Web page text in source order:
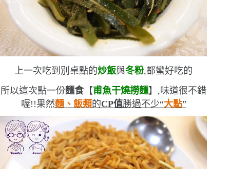
上一次吃到別桌點的炒飯與冬粉,都蠻好吃的
所以這次點一份麵食 【甫魚干燒撈麵】,味道很不錯
喔!!果然麵、飯類的CP值勝過不少“大點”